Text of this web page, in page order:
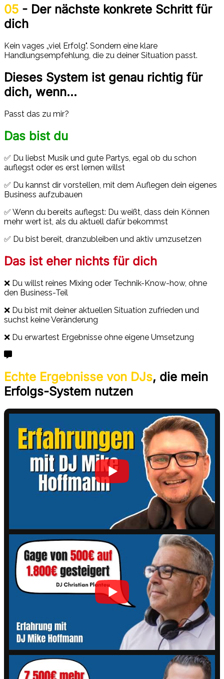
05 - Der nächste konkrete Schritt für
dich
Kein vages „viel Erfolg". Sondern eine klare
Handlungsempfehlung, die zu deiner Situation passt.
Dieses System ist genau richtig für
dich, wenn...
Passt das zu mir?
Das bist du
✅ Du liebst Musik und gute Partys, egal ob du schon
auflegst oder es erst lernen willst
✅ Du kannst dir vorstellen, mit dem Auflegen dein eigenes
Business aufzubauen
✅ Wenn du bereits auflegst: Du weißt, dass dein Können
mehr wert ist, als du aktuell dafür bekommst
✅ Du bist bereit, dranzubleiben und aktiv umzusetzen
Das ist eher nichts für dich
❌ Du willst reines Mixing oder Technik-Know-how, ohne
den Business-Teil
❌ Du bist mit deiner aktuellen Situation zufrieden und
suchst keine Veränderung
❌ Du erwartest Ergebnisse ohne eigene Umsetzung
Echte Ergebnisse von DJs, die mein
Erfolgs-System nutzen